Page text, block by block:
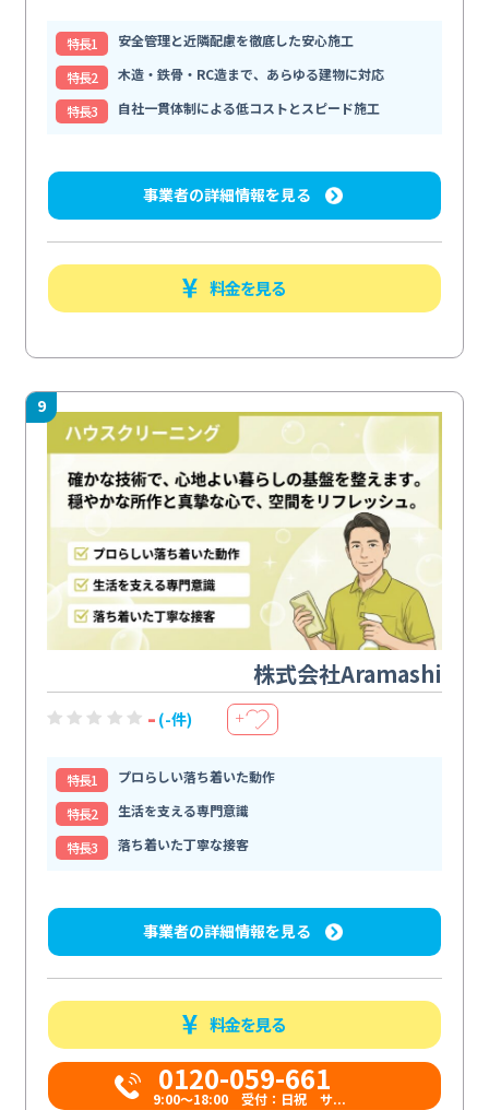
特⻑1
安全管理と近隣配慮を徹底した安心施工
特⻑2
木造・鉄骨・RC造まで、あらゆる建物に対応
特⻑3
自社一貫体制による低コストとスピード施工
事業者の詳細情報を見る
料金を見る
9
株式会社Aramashi
- (-件) ＋
特⻑1
プロらしい落ち着いた動作
特⻑2
生活を支える専門意識
特⻑3
落ち着いた丁寧な接客
事業者の詳細情報を見る
料金を見る
0120-059-661
9:00〜18:00 受付：日祝 サ...